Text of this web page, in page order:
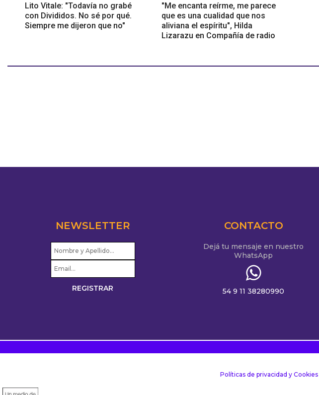
Lito Vitale: "Todavía no grabé
con Divididos. No sé por qué.
Siempre me dijeron que no"
"Me encanta reírme, me parece
que es una cualidad que nos
aliviana el espíritu", Hilda
Lizarazu en Compañía de radio
NEWSLETTER CONTACTO
Dejá tu mensaje en nuestro
WhatsApp
54 9 11 38280990
Políticas de privacidad y Cookies|